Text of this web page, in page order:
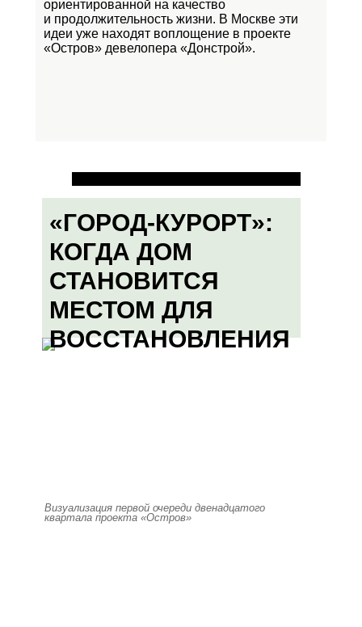
ориентированной на качество
и продолжительность жизни. В Москве эти
идеи уже находят воплощение в проекте
«Остров» девелопера «Донстрой».
«ГОРОД-КУРОРТ»:
КОГДА ДОМ
СТАНОВИТСЯ
МЕСТОМ ДЛЯ
ВОССТАНОВЛЕНИЯ
Визуализация первой очереди двенадцатого
квартала проекта «Остров»